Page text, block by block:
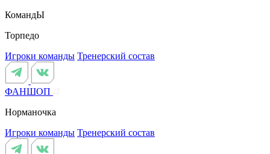
КомандЫ
Торпедо
Игроки команды Тренерский состав
ФАНШОП
Норманочка
Игроки команды Тренерский состав